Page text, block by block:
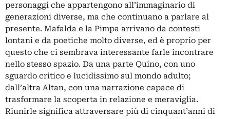
personaggi che appartengono all’immaginario di
generazioni diverse, ma che continuano a parlare al
presente. Mafalda e la Pimpa arrivano da contesti
lontani e da poetiche molto diverse, ed è proprio per
questo che ci sembrava interessante farle incontrare
nello stesso spazio. Da una parte Quino, con uno
sguardo critico e lucidissimo sul mondo adulto;
dall’altra Altan, con una narrazione capace di
trasformare la scoperta in relazione e meraviglia.
Riunirle significa attraversare più di cinquant’anni di